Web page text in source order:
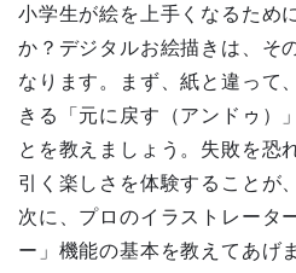
小学生が絵を上手くなるため
か？デジタルお絵描きは、そ
なります。まず、紙と違って
きる「元に戻す（アンドゥ）
とを教えましょう。失敗を恐
引く楽しさを体験することが
次に、プロのイラストレータ
ー」機能の基本を教えてあげ